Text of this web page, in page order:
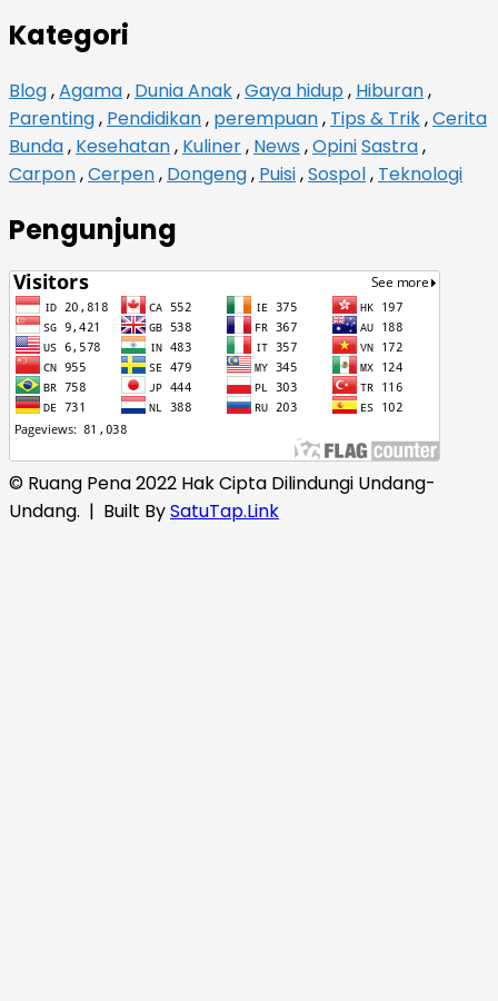
Kategori
Blog,Agama, Dunia Anak,Gaya hidup, Hiburan,
Parenting, Pendidikan, perempuan, Tips & Trik,Cerita
Bunda, Kesehatan, Kuliner, News ,OpiniSastra,
Carpon,Cerpen, Dongeng, Puisi,Sospol, Teknologi
Pengunjung
© Ruang Pena 2022 Hak Cipta Dilindungi Undang-
Undang. | Built BySatuTap.Link